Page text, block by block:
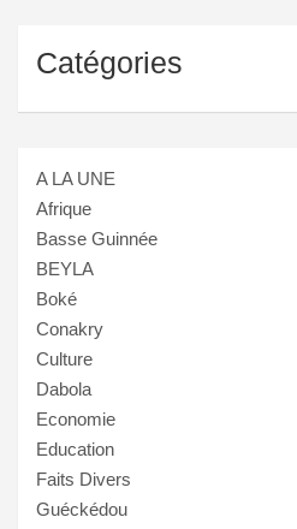
Catégories
A LA UNE
Afrique
Basse Guinnée
BEYLA
Boké
Conakry
Culture
Dabola
Economie
Education
Faits Divers
Guéckédou